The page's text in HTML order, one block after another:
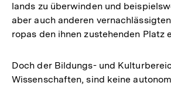
lands zu über­win­den und
aber auch anderen
ro­pas den ihnen zuste­hen­den Platz
Doch der Bildungs- und
Wissenschaften, sind keine